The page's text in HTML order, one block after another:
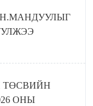
Н.МАНДУУЛЫГ
ТӨСВИЙН
ОНЫ